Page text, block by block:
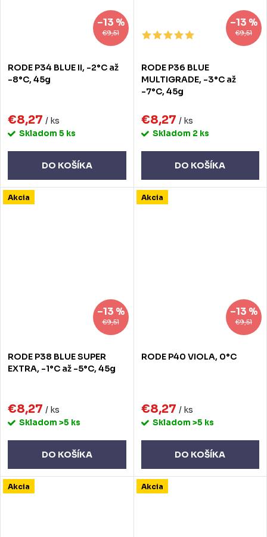
€9,51
–13 %
RODE P34 BLUE II, -2°C až
-8°C, 45g
€8,27 / ks
Skladom 5 ks
DO KOŠÍKA
€9,51
–13 %
RODE P36 BLUE
MULTIGRADE, -3°C až
-7°C, 45g
€8,27 / ks
Skladom 2 ks
DO KOŠÍKA
Akcia
€9,51
–13 %
RODE P38 BLUE SUPER
EXTRA, -1°C až -5°C, 45g
€8,27 / ks
Skladom >5 ks
DO KOŠÍKA
Akcia
€9,51
–13 %
RODE P40 VIOLA, 0°C
€8,27 / ks
Skladom >5 ks
DO KOŠÍKA
Akcia Akcia